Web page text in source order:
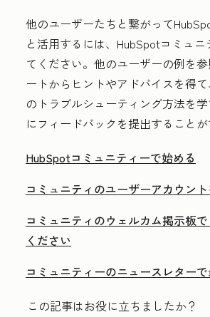
他のユーザーたちと繋がって
と活用するには、HubSpotコミュニ
てください。他のユーザーの例を
ートからヒントやアドバイスを得
のトラブルシューティング方法を
にフィードバックを提出することが
HubSpotコミュニティーで始める
コミュニティのユーザーアカウン
コミュニティのウェルカム掲示板
ください
コミュニティーのニュースレター
この記事はお役に立ちましたか？